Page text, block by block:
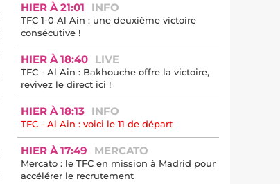
HIER À 21:01 INFO
TFC 1-0 Al Ain : une deuxième victoire
consécutive !
HIER À 18:40 LIVE
TFC - Al Ain : Bakhouche offre la victoire,
revivez le direct ici !
HIER À 18:13 INFO
TFC - Al Ain : voici le 11 de départ
HIER À 17:49 MERCATO
Mercato : le TFC en mission à Madrid pour
accélérer le recrutement